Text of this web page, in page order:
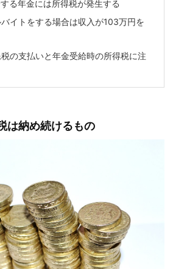
る年金には所得税が発生する
イトをする場合は収入が103万円を
の支払いと年金受給時の所得税に注
は納め続けるもの